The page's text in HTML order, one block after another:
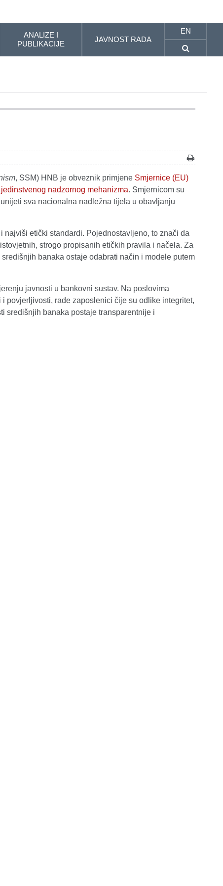
ANALIZE I
PUBLIKACIJE
JAVNOST RADA
EN
, SSM) HNB je obveznik primjene Smjernice (EU)
nadzornog mehanizma. Smjernicom su
sva nacionalna nadležna tijela u obavljanju
etički standardi. Pojednostavljeno, to znači da
strogo propisanih etičkih pravila i načela. Za
banaka ostaje odabrati način i modele putem
javnosti u bankovni sustav. Na poslovima
povjerljivosti, rade zaposlenici čije su odlike integritet,
središnjih banaka postaje transparentnije i